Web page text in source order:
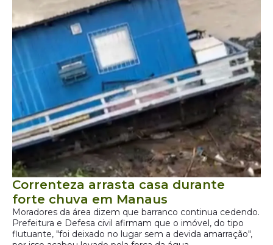
Correnteza arrasta casa durante
forte chuva em Manaus
Moradores da área dizem que barranco continua cedendo.
Prefeitura e Defesa civil afirmam que o imóvel, do tipo
flutuante, "foi deixado no lugar sem a devida amarração",